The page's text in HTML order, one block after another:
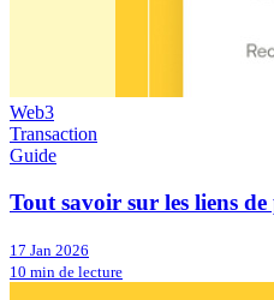
Web3
Transaction
Guide
Tout savoir sur les liens
17 Jan 2026
10 min de lecture